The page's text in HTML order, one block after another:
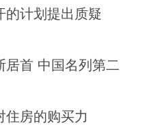
的计划提出质疑
居首 中国名列第二
住房的购买力